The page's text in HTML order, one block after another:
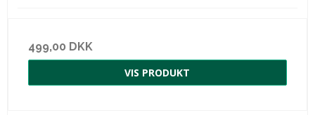
499,00 DKK
VIS PRODUKT